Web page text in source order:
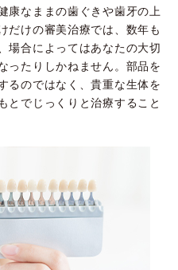
康なままの歯ぐきや歯牙の上
だけの審美治療では、数年も
場合によってはあなたの大切
ったりしかねません。部品を
るのではなく、貴重な生体を
とでじっくりと治療すること